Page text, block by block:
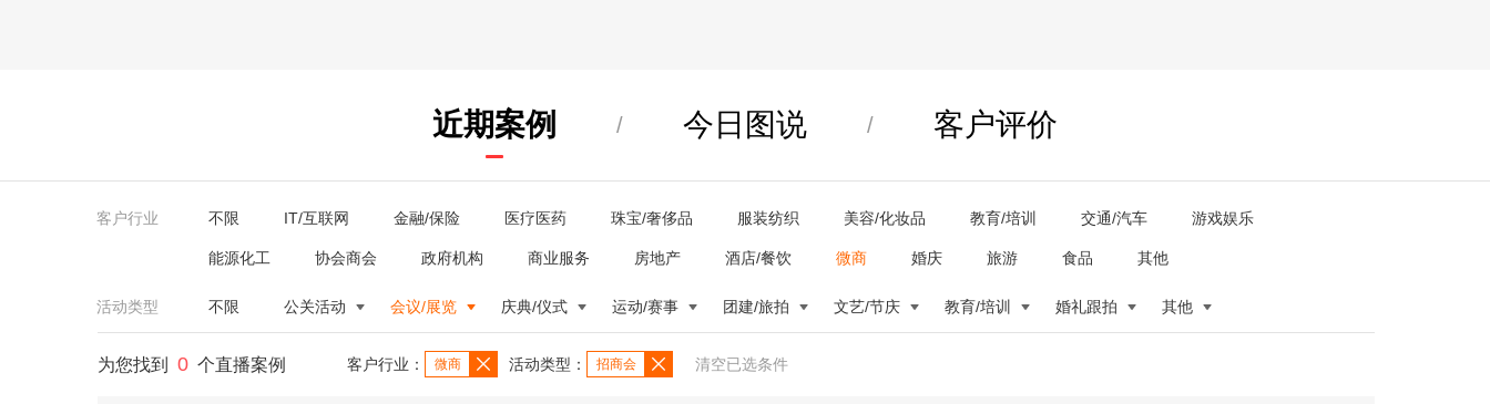
近期案例 / 今日图说 / 客户评价
客户行业 不限 IT/互联网 金融/保险 医疗医药 珠宝/奢侈品 服装纺织 美容/化妆品 教育/培训 交通/汽车 游戏娱乐
能源化工 协会商会 政府机构 商业服务 房地产 酒店/餐饮 微商 婚庆 旅游 食品 其他
活动类型 不限 公关活动 会议/展览 庆典/仪式 运动/赛事 团建/旅拍 文艺/节庆 教育/培训 婚礼跟拍 其他
为您找到 0 个直播案例 客户行业： 微商 活动类型： 招商会 清空已选条件